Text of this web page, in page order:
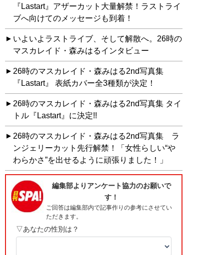
『Lastart』アザーカット大量解禁！ラストライ
ブへ向けてのメッセージも到着！
いよいよラストライブ、そして解散へ。26時の
マスカレイド・森みはるインタビュー
26時のマスカレイド・森みはる2nd写真集
『Lastart』 表紙カバー全3種類が決定！
26時のマスカレイド・森みはる2nd写真集 タイ
トル『Lastart』に決定!!
26時のマスカレイド・森みはる2nd写真集 ラ
ンジェリーカット先行解禁！「女性らしい“や
わらかさ”を出せるように頑張りました！」